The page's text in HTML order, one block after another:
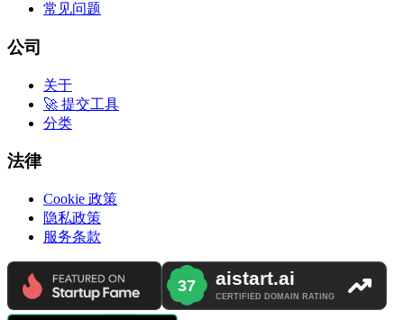
常见问题
公司
关于
🚀 提交工具
分类
法律
Cookie 政策
隐私政策
服务条款